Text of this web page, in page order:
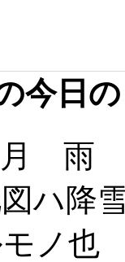
今日
雨 使
ハ降
ノ也